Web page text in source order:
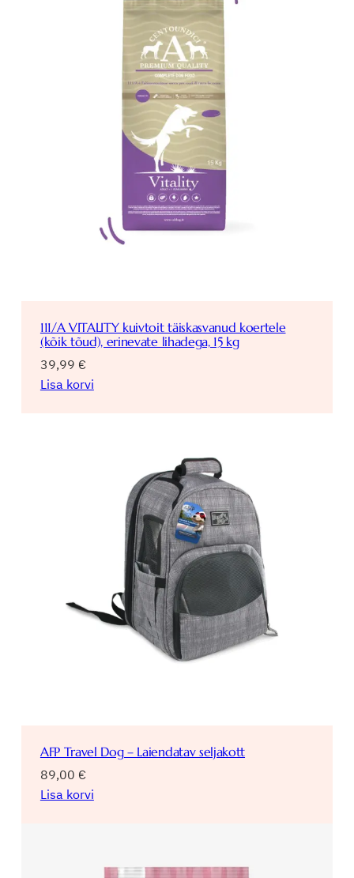
111/A VITALITY kuivtoit täiskasvanud koertele
(kõik tõud), erinevate lihadega, 15 kg
39,99 €
Lisa korvi
AFP Travel Dog – Laiendatav seljakott
89,00 €
Lisa korvi